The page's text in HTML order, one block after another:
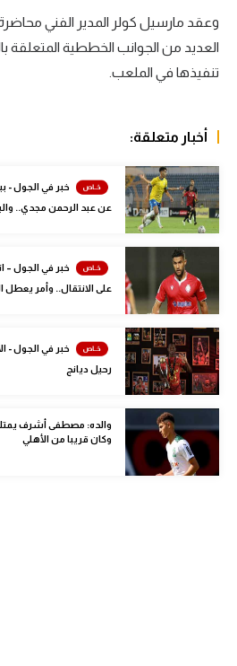
كرة السلة الأمريكية
كرة سلة
الوطن العربي
في المونديال
رياضة نسائية
آسيا
أمريكا
ركن الألعاب
أقسام خاصة
Gamers
وعقد مارسيل كولر المدير الفني
العديد من الجوانب الخططية المتعلقة
تنفيذها ‏في الملعب.‏
أخبار متعلقة:
خبر في الجول -
عن عبد الرحمن مجدي..
خبر في الجول –
على الانتقال.. وأمر يعطل
خبر في الجول -
رحيل ديانج
والده: مصطفى أشرف
وكان قريبا من الأهلي